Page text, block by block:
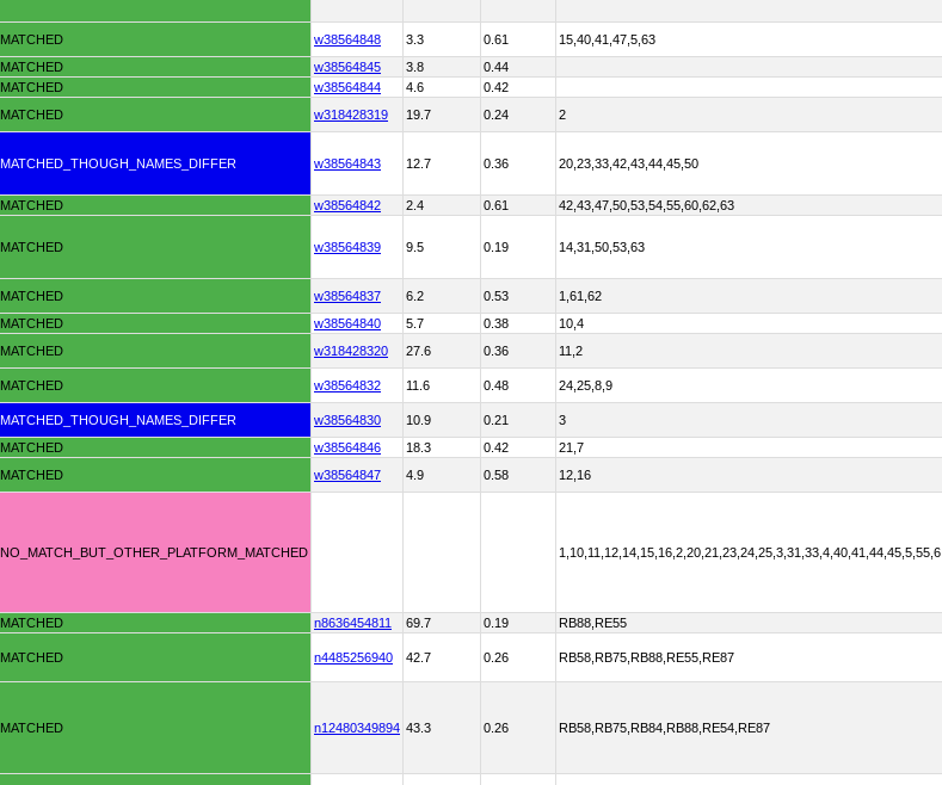
MATCHED w38564848 3.3 0.61
15,40,41,47,5,63
MATCHED w38564845 3.8
0.44
MATCHED w38564844 4.6
0.42
MATCHED w318428319 19.7 0.24 2
MATCHED_THOUGH_NAMES_DIFFER w38564843 12.7 0.36 20,23,33,42,43,44,45,50
MATCHED w38564842 2.4 0.61 42,43,47,50,53,54,55,60,62,63
MATCHED w38564839 9.5 0.19 14,31,50,53,63
MATCHED w38564837 6.2 0.53
1,61,62
MATCHED w38564840 5.7 0.38
10,4
MATCHED w318428320 27.6 0.36 11,2
MATCHED w38564832 11.6 0.48 24,25,8,9
MATCHED_THOUGH_NAMES_DIFFER w38564830 10.9 0.21
3
MATCHED w38564846 18.3 0.42
21,7
MATCHED w38564847 4.9 0.58 12,16
NO_MATCH_BUT_OTHER_PLATFORM_MATCHED
MATCHED n8636454811 69.7 0.19 RB88,RE55
MATCHED n4485256940 42.7 0.26 RB58,RB75,RB88,RE55,RE87
MATCHED n12480349894 43.3 0.26 RB58,RB75,RB84,RB88,RE54,RE87